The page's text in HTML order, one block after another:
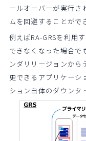
ールオーバーが実行さ
ムを回避することがで
例えばRA-GRSを利用
できなくなった場合で
ンダリリージョンか
更できるアプリケーシ
ション自体のダウンタ